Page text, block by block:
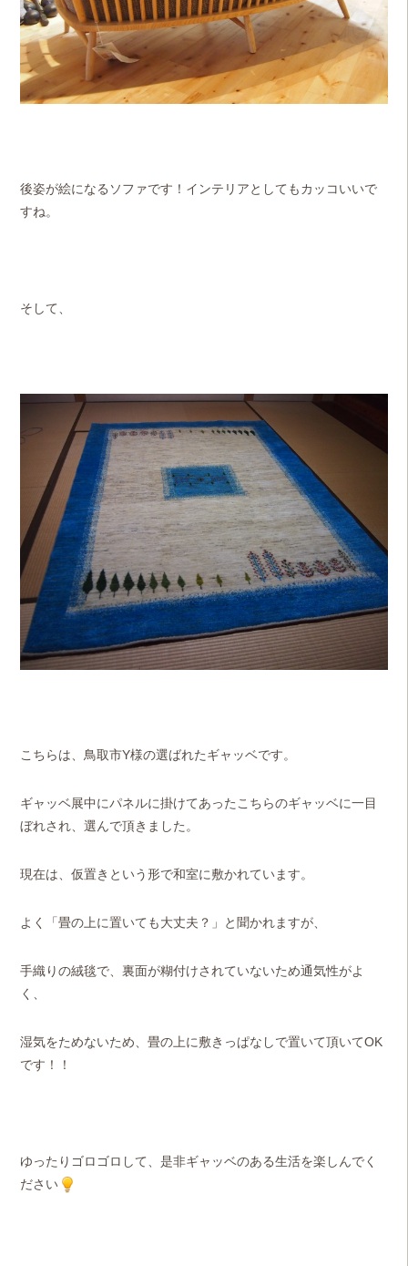
後姿が絵になるソファです！インテリアとしてもカッコいいで
すね。
そして、
こちらは、鳥取市Y様の選ばれたギャッベです。
ギャッベ展中にパネルに掛けてあったこちらのギャッベに一目
ぼれされ、選んで頂きました。
現在は、仮置きという形で和室に敷かれています。
よく「畳の上に置いても大丈夫？」と聞かれますが、
手織りの絨毯で、裏面が糊付けされていないため通気性がよ
く、
湿気をためないため、畳の上に敷きっぱなしで置いて頂いてOK
です！！
ゆったりゴロゴロして、是非ギャッベのある生活を楽しんでく
ださい